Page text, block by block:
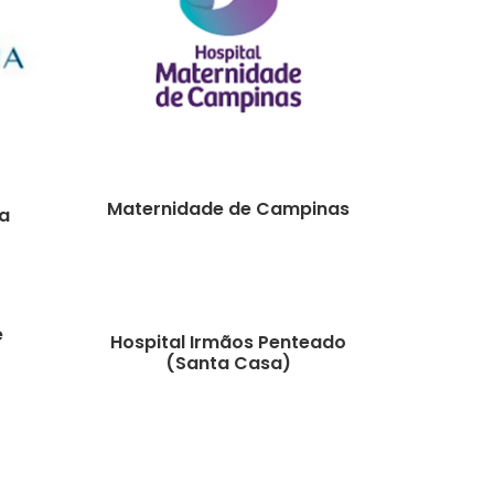
Maternidade de Campinas
Hospital Irmãos Penteado
(Santa Casa)